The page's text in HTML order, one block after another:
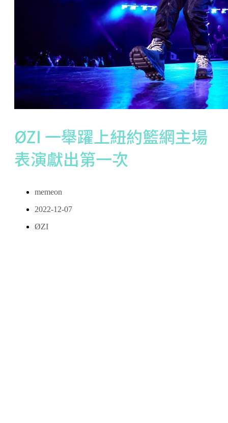
ØZI 一舉躍上紐約籃網主場
表演獻出第一次
memeon
2022-12-07
ØZI